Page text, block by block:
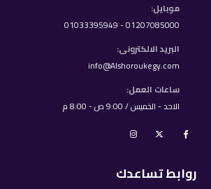
موبايل:
01207085000 - 01033395949
البريد الالكترونى:
info@Alshoroukegy.com
ساعات العمل:
الاحد - الخميس / 9:00 ص - 8:00 م
روابط تساعدك